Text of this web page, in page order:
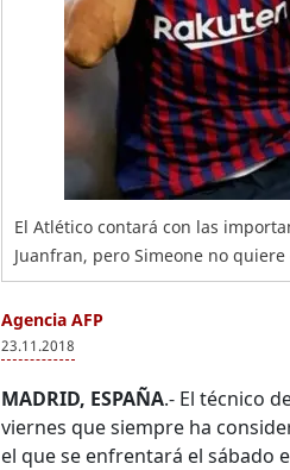
El Atlético contará con las
Juanfran, pero Simeone no
Agencia AFP
23.11.2018
MADRID, ESPAÑA.- El técnico
viernes que siempre ha
el que se enfrentará el sábado